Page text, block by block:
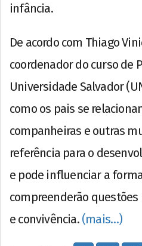
infância.
De acordo com Thiago
coordenador do curso de
Universidade Salvador
como os pais se
companheiras e outras
referência para o
e pode influenciar a
compreenderão questões
e convivência. (mais…)